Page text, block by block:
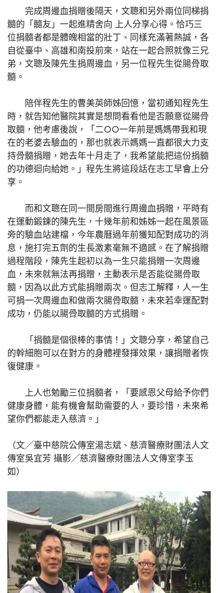
完成周邊血捐贈後隔天，文聰和另外兩位同梯捐
髓的「髓友」一起進精舍向 上人分享心得。恰巧三
位捐髓者都是體魄相當的壯丁、同樣充滿著熱誠，各
自從臺中、高雄和南投前來，站在一起合照就像三兄
弟，文聰及陳先生捐周邊血，另一位程先生從腸骨取
髓。
陪伴程先生的曹美英師姊回憶，當初通知程先生
時，就告知他醫院其實是想問看看他是否願意從腸骨
取髓，他考慮後說，「二○○一年前是媽媽帶我和現
在的老婆去驗血的，那也就表示媽媽一直都很大力支
持骨髓捐贈，她去年十月走了，我希望能把這份捐髓
的功德迴向給她。」程先生將這段話在志工早會上分
享。
而和文聰在同一間房間進行周邊血捐贈，平時有
在運動鍛鍊的陳先生，十幾年前和姊姊一起在風景區
旁的驗血站建檔，今年農曆過年前獲知配對成功的消
息，施打完五劑的生長激素毫無不適感。在了解捐贈
過程階段，陳先生起初以為一生只能捐贈一次周邊
血，未來就無法再捐贈，主動表示是否能從腸骨取
髓，因為以此方式能捐贈兩次。但志工解釋，人一生
可捐一次周邊血和做兩次腸骨取髓，未來若幸運配對
成功，仍能以腸骨取髓的方式捐贈。
「捐髓是個很棒的事情！」文聰分享，希望自己
的幹細胞可以在對方的身體裡發揮效果，讓捐贈者恢
復健康。
上人也勉勵三位捐髓者，「要感恩父母給予你們
健康身體，能有機會幫助需要的人，要珍惜，未來希
望你們都能走入慈濟。」
（文╱臺中慈院公傳室湯志斌、慈濟醫療財團法人文
傳室吳宜芳 攝影╱慈濟醫療財團法人文傳室李玉
如）